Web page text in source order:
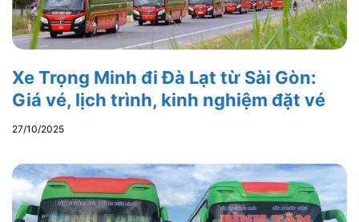
Xe Trọng Minh đi Đà Lạt từ Sài Gòn:
Giá vé, lịch trình, kinh nghiệm đặt vé
27/10/2025